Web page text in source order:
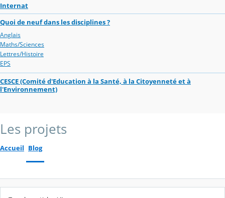
Internat
Quoi de neuf dans les disciplines ?
Anglais
Maths/Sciences
Lettres/Histoire
EPS
CESCE (Comité d'Education à la Santé, à la Citoyenneté et à
l'Environnement)
Les projets
Accueil Blog